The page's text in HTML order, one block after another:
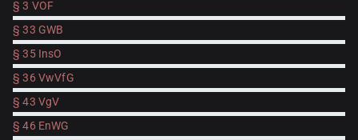
§ 3 VOF
§ 33 GWB
§ 35 InsO
§ 36 VwVfG
§ 43 VgV
§ 46 EnWG